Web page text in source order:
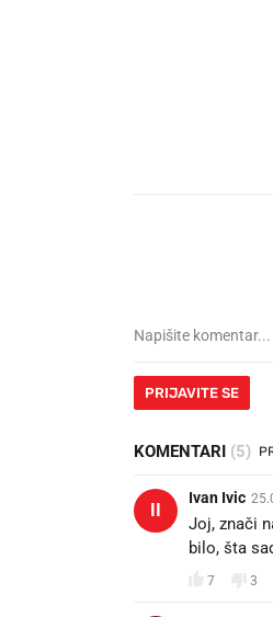
PRIJAVITE SE
KOMENTARI (5)
II
Ivan Ivic
Joj, znači
bilo, šta
7 3